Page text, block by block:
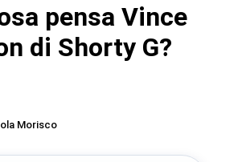
pensa Vince
di Shorty G?
Morisco